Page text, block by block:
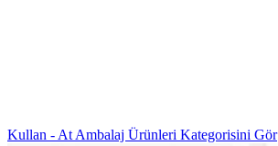
Kullan - At Ambalaj Ürünleri Kategorisini Gör